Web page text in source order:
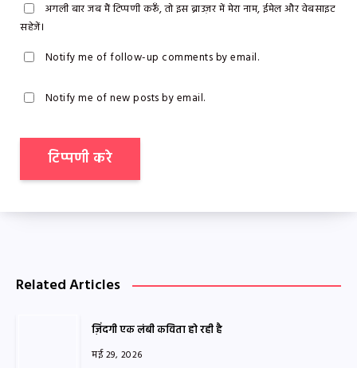
अगली बार जब मैं टिप्पणी करूँ, तो इस ब्राउज़र में मेरा नाम, ईमेल और वेबसाइट
सहेजें।
Notify me of follow-up comments by email.
Notify me of new posts by email.
Related Articles
ज़िंदगी एक लंबी कविता हो रही है
मई 29, 2026